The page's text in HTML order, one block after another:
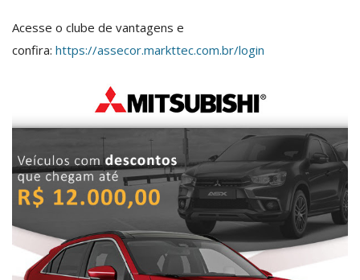
Acesse o clube de vantagens e
confira: https://assecor.markttec.com.br/login